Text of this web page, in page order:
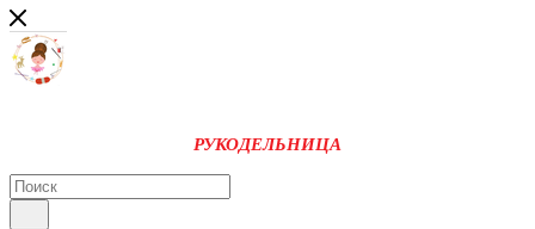
РУКОДЕЛЬНИЦА